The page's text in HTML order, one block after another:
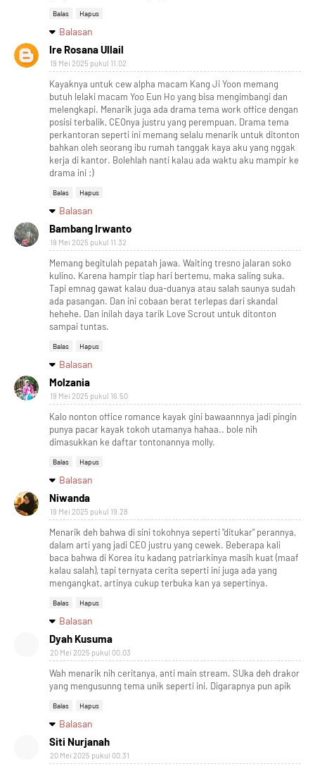
Balas Hapus
Balasan
Ire Rosana Ullail
19 Mei 2025 pukul 11.02
Kayaknya untuk cew alpha macam Kang Ji Yoon memang
butuh lelaki macam Yoo Eun Ho yang bisa mengimbangi dan
melengkapi. Menarik juga ada drama tema work office dengan
posisi terbalik, CEOnya justru yang perempuan. Drama tema
perkantoran seperti ini memang selalu menarik untuk ditonton
bahkan oleh seorang ibu rumah tanggak kaya aku yang nggak
kerja di kantor. Bolehlah nanti kalau ada waktu aku mampir ke
drama ini :)
Balas Hapus
Balasan
Bambang Irwanto
19 Mei 2025 pukul 11.32
Memang begitulah pepatah jawa. Waiting tresno jalaran soko
kulino. Karena hampir tiap hari bertemu, maka saling suka.
Tapi emnag gawat kalau dua-duanya atau salah saunya sudah
ada pasangan. Dan ini cobaan berat terlepas dari skandal
hehehe. Dan inilah daya tarik Love Scrout untuk ditonton
sampai tuntas.
Balas Hapus
Balasan
Molzania
19 Mei 2025 pukul 16.50
Kalo nonton office romance kayak gini bawaannnya jadi pingin
punya pacar kayak tokoh utamanya hahaa.. bole nih
dimasukkan ke daftar tontonannya molly.
Balas Hapus
Balasan
Niwanda
19 Mei 2025 pukul 19.28
Menarik deh bahwa di sini tokohnya seperti "ditukar" perannya,
dalam arti yang jadi CEO justru yang cewek. Beberapa kali
baca bahwa di Korea itu kadang patriarkinya masih kuat (maaf
kalau salah), tapi ternyata cerita seperti ini juga ada yang
mengangkat, artinya cukup terbuka kan ya sepertinya.
Balas Hapus
Balasan
Dyah Kusuma
20 Mei 2025 pukul 00.03
Wah menarik nih ceritanya, anti main stream. SUka deh drakor
yang mengusunng tema unik seperti ini. Digarapnya pun apik
Balas Hapus
Balasan
Siti Nurjanah
20 Mei 2025 pukul 00.31